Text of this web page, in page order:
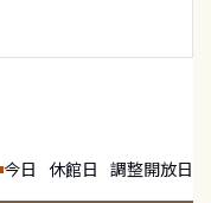
今日 休館日 調整開放日